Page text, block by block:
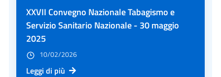
XXVII Convegno Nazionale Tabagismo e
Servizio Sanitario Nazionale - 30 maggio
2025
10/02/2026
Leggi di più